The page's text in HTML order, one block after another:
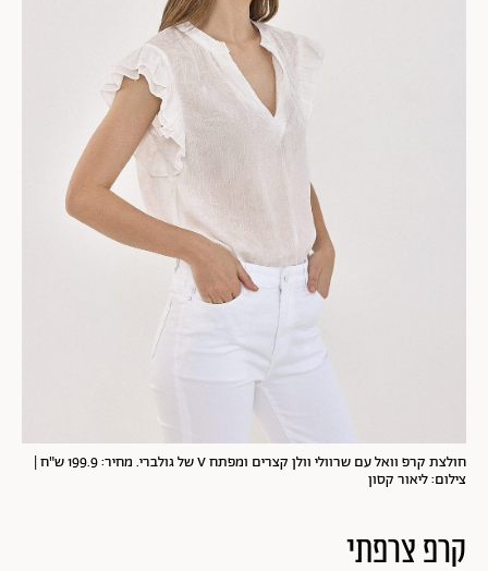
חולצת קרפ וואל עם שרוולי וולן קצרים ומפתח V של גולברי. מחיר: 199.9 ש"ח |
צילום: ליאור קסון
קרפ צרפתי